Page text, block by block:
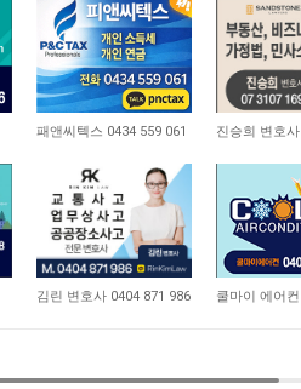
1,536
패앤씨텍스 0434 559 061 8,276
진승희 변호사
10,960
김린 변호사 0404 871 986 9,105
쿨마이 에어컨